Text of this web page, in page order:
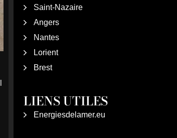
Saint-Nazaire
Angers
Nantes
Lorient
Brest
LIENS UTILES
Energiesdelamer.eu